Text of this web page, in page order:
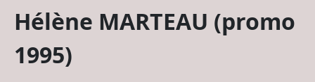
Hélène MARTEAU (promo
1995)